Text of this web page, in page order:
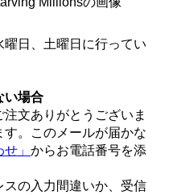
日、土曜日に行ってい
い場合
文ありがとうございま
。このメールが届かな
」 からお電話番号を添
スの入力間違いか、受信